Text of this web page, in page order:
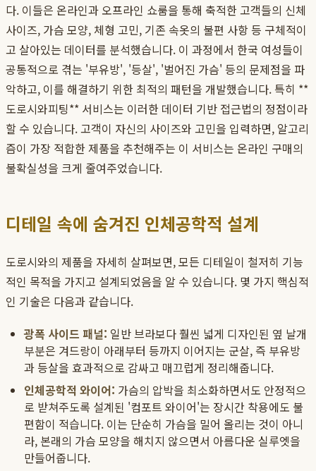
다. 이들은 온라인과 오프라인 쇼룸을 통해 축적한 고객들의 신체
사이즈, 가슴 모양, 체형 고민, 기존 속옷의 불편 사항 등 구체적이
고 살아있는 데이터를 분석했습니다. 이 과정에서 한국 여성들이
공통적으로 겪는 '부유방', '등살', '벌어진 가슴' 등의 문제점을 파
악하고, 이를 해결하기 위한 최적의 패턴을 개발했습니다. 특히 **
도로시와피팅** 서비스는 이러한 데이터 기반 접근법의 정점이라
할 수 있습니다. 고객이 자신의 사이즈와 고민을 입력하면, 알고리
즘이 가장 적합한 제품을 추천해주는 이 서비스는 온라인 구매의
불확실성을 크게 줄여주었습니다.
디테일 속에 숨겨진 인체공학적 설계
도로시와의 제품을 자세히 살펴보면, 모든 디테일이 철저히 기능
적인 목적을 가지고 설계되었음을 알 수 있습니다. 몇 가지 핵심적
인 기술은 다음과 같습니다.
광폭 사이드 패널: 일반 브라보다 훨씬 넓게 디자인된 옆 날개
부분은 겨드랑이 아래부터 등까지 이어지는 군살, 즉 부유방
과 등살을 효과적으로 감싸고 매끄럽게 정리해줍니다.
인체공학적 와이어: 가슴의 압박을 최소화하면서도 안정적으
로 받쳐주도록 설계된 '컴포트 와이어'는 장시간 착용에도 불
편함이 적습니다. 이는 단순히 가슴을 밀어 올리는 것이 아니
라, 본래의 가슴 모양을 해치지 않으면서 아름다운 실루엣을
만들어줍니다.